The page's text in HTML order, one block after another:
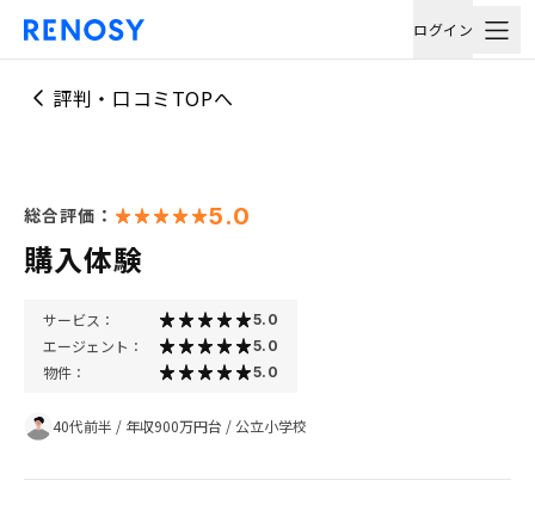
ログイン
評判・口コミTOPへ
総合評価： 5.0
購入体験
サービス： 5.0
エージェント： 5.0
物件： 5.0
40代前半 / 年収900万円台 /公立小学校